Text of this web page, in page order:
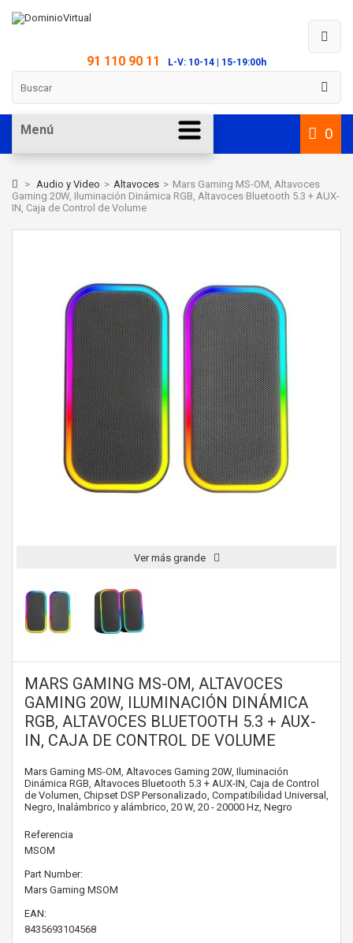
91 110 90 11 L-V: 10-14 | 15-19:00h
0
Menú
> Audio y Video > Altavoces > Mars Gaming MS-OM, Altavoces
Gaming 20W, Iluminación Dinámica RGB, Altavoces Bluetooth 5.3 + AUX-
IN, Caja de Control de Volume
Ver más grande
MARS GAMING MS-OM, ALTAVOCES
GAMING 20W, ILUMINACIÓN DINÁMICA
RGB, ALTAVOCES BLUETOOTH 5.3 + AUX-
IN, CAJA DE CONTROL DE VOLUME
Mars Gaming MS-OM, Altavoces Gaming 20W, Iluminación
Dinámica RGB, Altavoces Bluetooth 5.3 + AUX-IN, Caja de Control
de Volumen, Chipset DSP Personalizado, Compatibilidad Universal,
Negro, Inalámbrico y alámbrico, 20 W, 20 - 20000 Hz, Negro
Referencia
MSOM
Part Number:
Mars Gaming MSOM
EAN:
8435693104568